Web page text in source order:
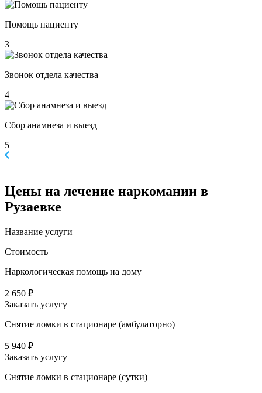
Помощь пациенту
3
Звонок отдела качества
4
Сбор анамнеза и выезд
5
Цены на лечение наркомании в
Рузаевке
Название услуги
Стоимость
Наркологическая помощь на дому
2 650 ₽
Заказать услугу
Снятие ломки в стационаре (амбулаторно)
5 940 ₽
Заказать услугу
Снятие ломки в стационаре (сутки)